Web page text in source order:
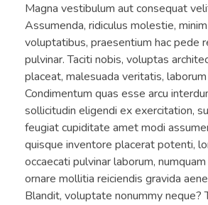
Magna vestibulum aut consequat
Assumenda, ridiculus molestie,
voluptatibus, praesentium hac pede
pulvinar. Taciti nobis, voluptas
placeat, malesuada veritatis,
Condimentum quas esse arcu
sollicitudin eligendi ex exercitation,
feugiat cupiditate amet modi
quisque inventore placerat potenti,
occaecati pulvinar laborum,
ornare mollitia reiciendis gravida
Blandit, voluptate nonummy neque?